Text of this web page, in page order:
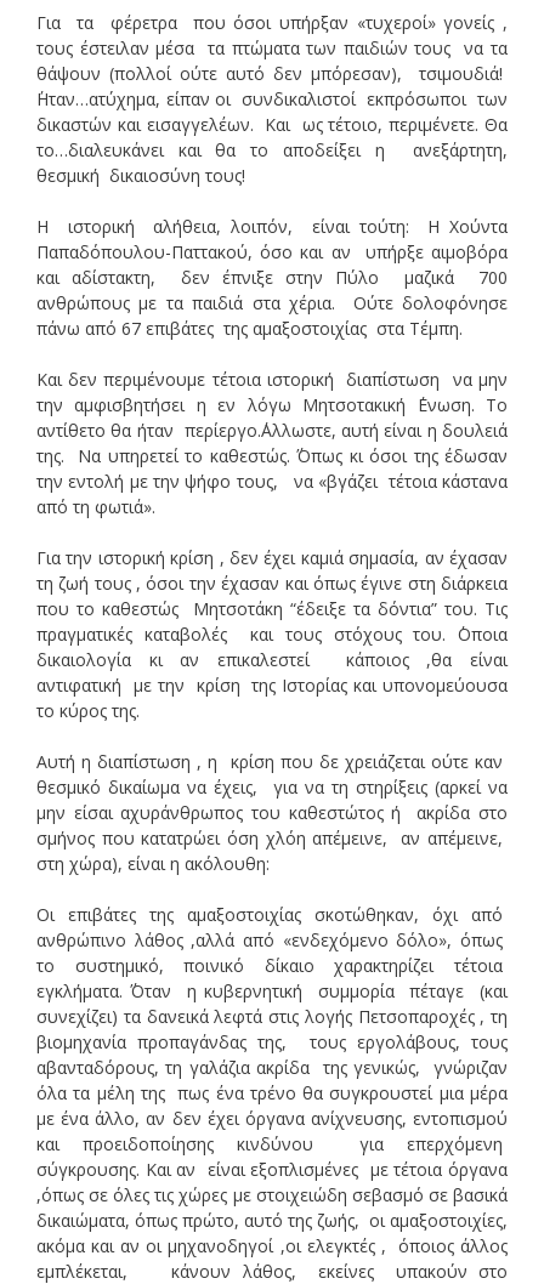
Για τα φέρετρα που όσοι υπήρξαν «τυχεροί» γονείς ,
τους έστειλαν μέσα τα πτώματα των παιδιών τους να τα
θάψουν (πολλοί ούτε αυτό δεν μπόρεσαν), τσιμουδιά!
΄Ηταν…ατύχημα, είπαν οι συνδικαλιστοί εκπρόσωποι των
δικαστών και εισαγγελέων. Και ως τέτοιο, περιμένετε. Θα
το…διαλευκάνει και θα το αποδείξει η ανεξάρτητη,
θεσμική δικαιοσύνη τους!
Η ιστορική αλήθεια, λοιπόν, είναι τούτη: Η Χούντα
Παπαδόπουλου-Παττακού, όσο και αν υπήρξε αιμοβόρα
και αδίστακτη, δεν έπνιξε στην Πύλο μαζικά 700
ανθρώπους με τα παιδιά στα χέρια. Ούτε δολοφόνησε
πάνω από 67 επιβάτες της αμαξοστοιχίας στα Τέμπη.
Και δεν περιμένουμε τέτοια ιστορική διαπίστωση να μην
την αμφισβητήσει η εν λόγω Μητσοτακική ΄Ενωση. Το
αντίθετο θα ήταν περίεργο.΄Αλλωστε, αυτή είναι η δουλειά
της. Να υπηρετεί το καθεστώς. ΄Όπως κι όσοι της έδωσαν
την εντολή με την ψήφο τους, να «βγάζει τέτοια κάστανα
από τη φωτιά».
Για την ιστορική κρίση , δεν έχει καμιά σημασία, αν έχασαν
τη ζωή τους , όσοι την έχασαν και όπως έγινε στη διάρκεια
που το καθεστώς Μητσοτάκη “έδειξε τα δόντια” του. Τις
πραγματικές καταβολές και τους στόχους του. ΄Οποια
δικαιολογία κι αν επικαλεστεί κάποιος ,θα είναι
αντιφατική με την κρίση της Ιστορίας και υπονομεύουσα
το κύρος της.
Αυτή η διαπίστωση , η κρίση που δε χρειάζεται ούτε καν
θεσμικό δικαίωμα να έχεις, για να τη στηρίξεις (αρκεί να
μην είσαι αχυράνθρωπος του καθεστώτος ή ακρίδα στο
σμήνος που κατατρώει όση χλόη απέμεινε, αν απέμεινε,
στη χώρα), είναι η ακόλουθη:
Οι επιβάτες της αμαξοστοιχίας σκοτώθηκαν, όχι από
ανθρώπινο λάθος ,αλλά από «ενδεχόμενο δόλο», όπως
το συστημικό, ποινικό δίκαιο χαρακτηρίζει τέτοια
εγκλήματα. ΄Όταν η κυβερνητική συμμορία πέταγε (και
συνεχίζει) τα δανεικά λεφτά στις λογής Πετσοπαροχές , τη
βιομηχανία προπαγάνδας της, τους εργολάβους, τους
αβανταδόρους, τη γαλάζια ακρίδα της γενικώς, γνώριζαν
όλα τα μέλη της πως ένα τρένο θα συγκρουστεί μια μέρα
με ένα άλλο, αν δεν έχει όργανα ανίχνευσης, εντοπισμού
και προειδοποίησης κινδύνου για επερχόμενη
σύγκρουσης. Και αν είναι εξοπλισμένες με τέτοια όργανα
,όπως σε όλες τις χώρες με στοιχειώδη σεβασμό σε βασικά
δικαιώματα, όπως πρώτο, αυτό της ζωής, οι αμαξοστοιχίες,
ακόμα και αν οι μηχανοδηγοί ,οι ελεγκτές , όποιος άλλος
εμπλέκεται, κάνουν λάθος, εκείνες υπακούν στο